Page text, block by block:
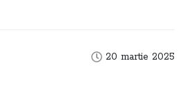
20 martie 2025